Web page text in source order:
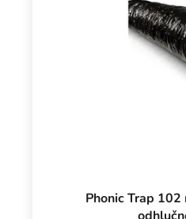
Phonic Trap